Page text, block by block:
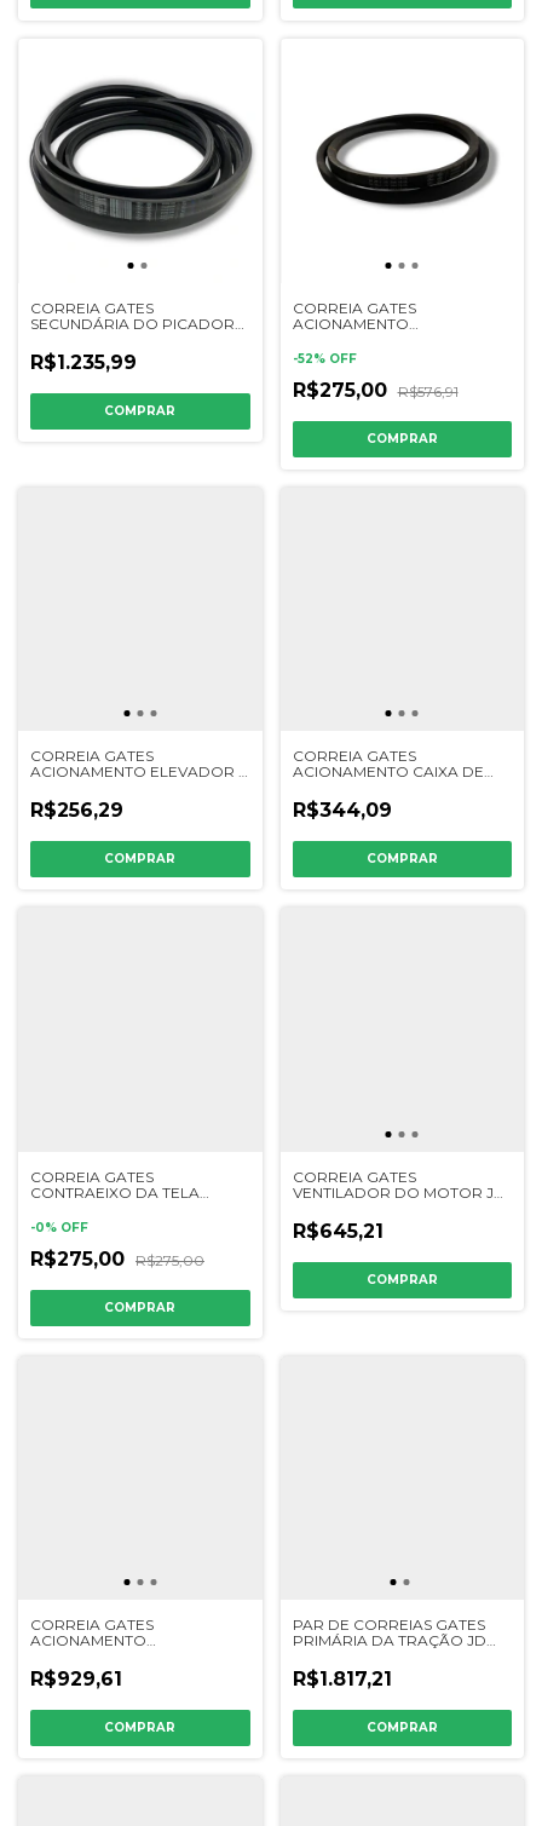
CORREIA GATES
SECUNDÁRIA DO PICADOR
6200/6300/7200/7300/7500/7700/1175/1185
- 223514K - Z35357
R$1.235,99
CORREIA GATES
ACIONAMENTO
- 202235K / AH160080
-52% OFF
R$275,00 R$576,91
CORREIA GATES
ACIONAMENTO ELEVADOR /
202216K / AH150678
R$256,29
CORREIA GATES
ACIONAMENTO CAIXA DE
PENEIRAS MF - 202259 -
H80103 - 3316647M1
R$344,09
CORREIA GATES
CONTRAEIXO DA TELA
1165/1175/1185/1450/1470/1550/1570
-0% OFF
R$275,00 R$275,00
CORREIA GATES
VENTILADOR DO MOTOR JD
- 223185K - CQ40222
R$645,21
CORREIA GATES
ACIONAMENTO
JD
6200/6300/7200/7300/7500/7700/1165/1175
R$929,61
PAR DE CORREIAS GATES
PRIMÁRIA DA TRAÇÃO JD
- 203289K / AZ22914 /
DQ29594
R$1.817,21